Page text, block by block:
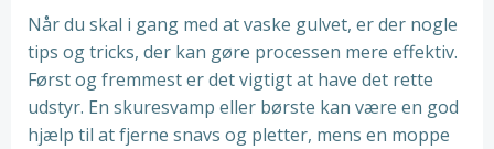
Når du skal i gang med at vaske gulvet, er der nogle
tips og tricks, der kan gøre processen mere effektiv.
Først og fremmest er det vigtigt at have det rette
udstyr. En skuresvamp eller børste kan være en god
hjælp til at fjerne snavs og pletter, mens en moppe